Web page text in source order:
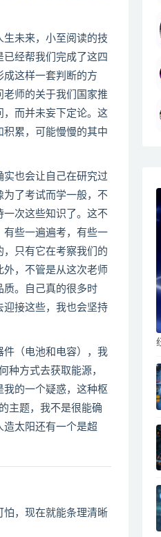
未来，小至阅读的技
经帮我们完成了这四
这样一套判断的方
师的关于我们国家推
，而并未妄下定论。这
累，可能慢慢的其中
也会让自己在研究过
为了考试而学一般，不
一次这些知识了。这不
有些一遍遍考，有些一
只有它在考察我们的
，不管是从这次老师
质。自己真的很多时
迎接这些，我也会坚持
件（电池和电容），我
种方式去获取能源，
的一个疑惑，这种枢
主题，我不是很能确
太阳还有一个是超
怕，现在就能条理清晰